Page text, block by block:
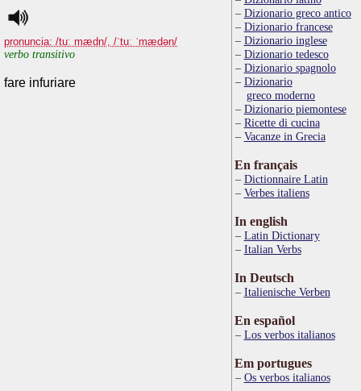
pronuncia: /tuː mædn/, /ˈtuː ˈmædən/
verbo transitivo
fare infuriare
Dizionario greco antico
Dizionario francese
Dizionario inglese
Dizionario tedesco
Dizionario spagnolo
Dizionario
greco moderno
Dizionario piemontese
Ricette di cucina
Vacanze in Grecia
En français
Dictionnaire Latin
Verbes italiens
In english
Latin Dictionary
Italian Verbs
In Deutsch
Italienische Verben
En español
Los verbos italianos
Em portugues
Os verbos italianos